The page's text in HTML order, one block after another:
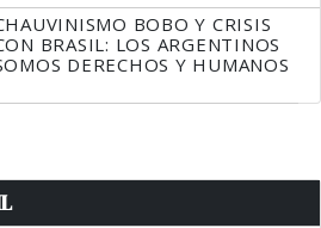
BOBO Y CRISIS
BRASIL: LOS ARGENTINOS
DERECHOS Y HUMANOS